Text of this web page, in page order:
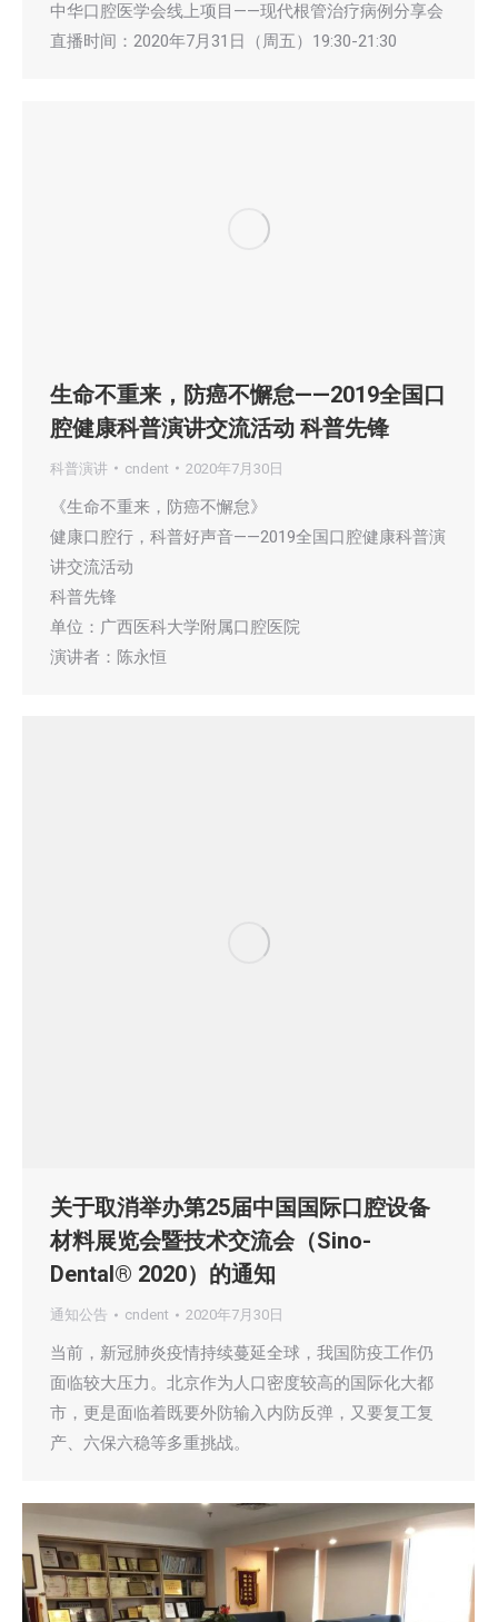
中华口腔医学会线上项目——现代根管治疗病例分享会
直播时间：2020年7月31日（周五）19:30-21:30
生命不重来，防癌不懈怠——2019全国口
腔健康科普演讲交流活动 科普先锋
科普演讲 cndent 2020年7月30日
《生命不重来，防癌不懈怠》
健康口腔行，科普好声音——2019全国口腔健康科普演
讲交流活动
科普先锋
单位：广西医科大学附属口腔医院
演讲者：陈永恒
关于取消举办第25届中国国际口腔设备
材料展览会暨技术交流会（Sino-
Dental® 2020）的通知
通知公告 cndent 2020年7月30日
当前，新冠肺炎疫情持续蔓延全球，我国防疫工作仍
面临较大压力。北京作为人口密度较高的国际化大都
市，更是面临着既要外防输入内防反弹，又要复工复
产、六保六稳等多重挑战。